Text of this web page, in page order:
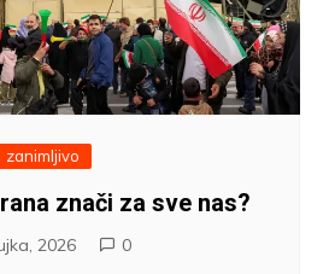
zanimljivo
znači za sve nas?
2026 0